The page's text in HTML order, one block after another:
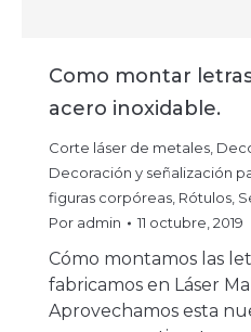
Como montar
acero inoxidable.
Corte láser de metales,
Decoración y señalización
figuras corpóreas, Rótulos,
Por admin 11 octubre, 2019
Cómo montamos las
fabricamos en Láser
Aprovechamos esta